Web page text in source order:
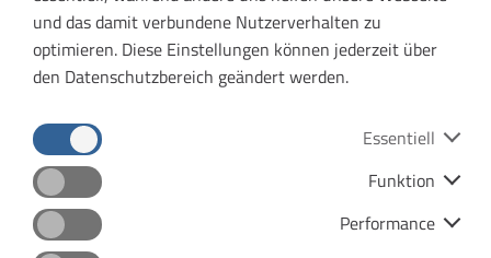
Näheres ist dem jeweiligen Instagram-Beitrag zu
entnehmen.
Eine Barauszahlung, ein Umtausch oder eine
Übertragung des Gewinns auf andere Personen ist
ausgeschlossen.
6. Gewinnerermittlung und Benachrichtigung
Die Gewinnerinnen oder Gewinner werden nach
Teilnahmeschluss per Zufallsprinzip aus allen gültigen
Impressum
und das damit verbundene Nutzerverhalten zu
optimieren. Diese Einstellungen können jederzeit über
den Datenschutzbereich geändert werden.
Essentiell
Funktion
Performance